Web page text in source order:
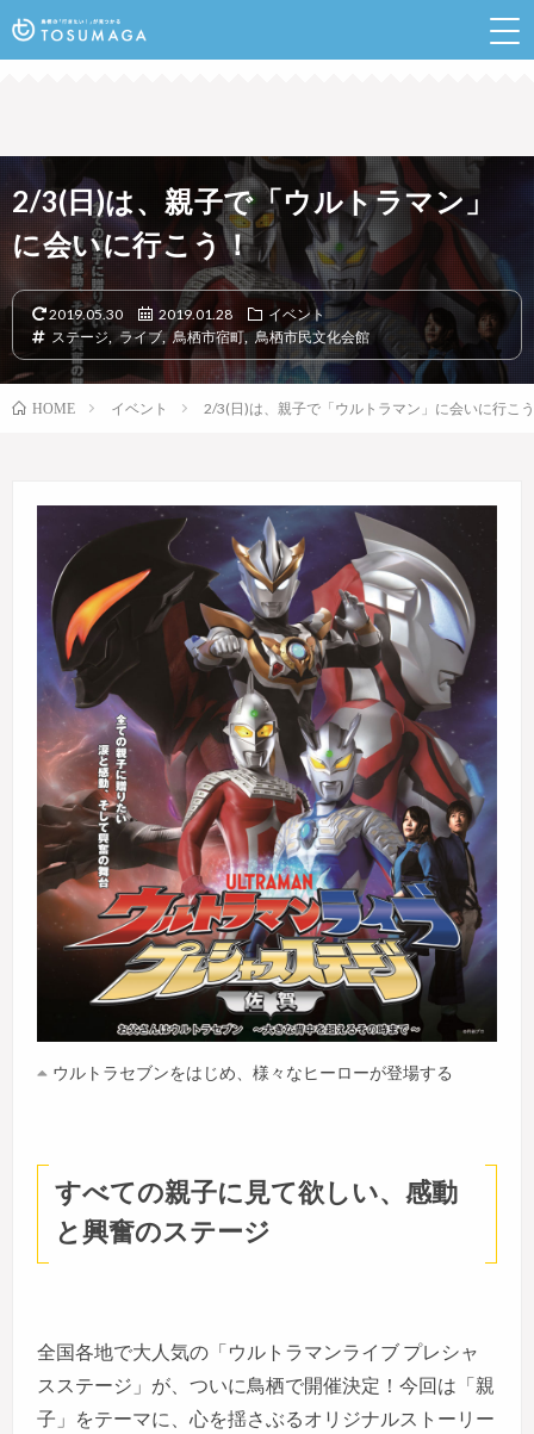
2/3(日)は、親子で「ウルトラマン」
に会いに行こう！
2019.05.30 2019.01.28
イベント
ステージ
ライブ, 鳥栖市宿町, 鳥栖市民文化会館
HOME イベント 2/3(日)は、親子で「ウルトラマン」に会いに行こ
ウルトラセブンをはじめ、様々なヒーローが登場する
すべての親子に見て欲しい、感動
と興奮のステージ
全国各地で大人気の「ウルトラマンライブ プレシャ
スステージ」が、ついに鳥栖で開催決定！今回は「親
子」をテーマに、心を揺さぶるオリジナルストーリー